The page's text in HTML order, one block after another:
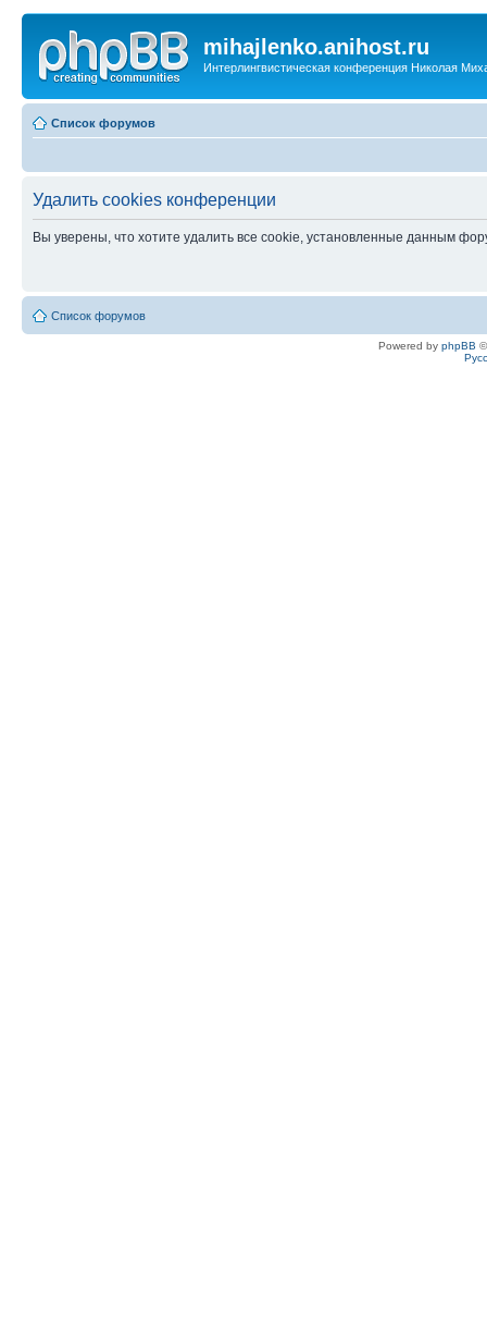
mihajlenko.anihost.ru
Интерлингвистическая конференция Николая
Список форумов
Удалить cookies конференции
Вы уверены, что хотите удалить все cookie, установленные данным
Список форумов
Powered by phpBB